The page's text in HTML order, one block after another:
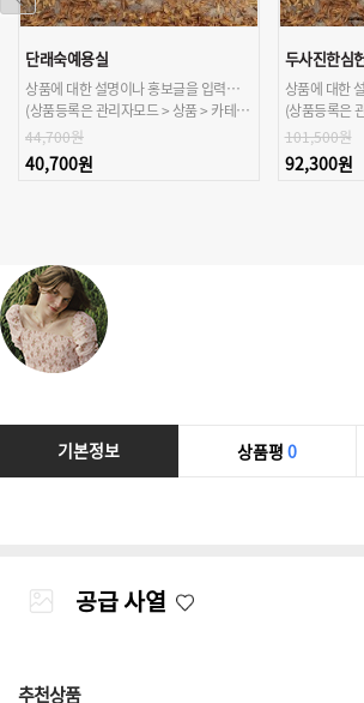
단래숙예용실
상품에 대한 설명이나 홍보글을 입력해주세요.
(상품등록은 관리자모드 > 상품 > 카테고리/상품관리 > 상품등록 가능)
44,700원
40,700원
두사진한심
(상품등록은 관리자모드
101,500원
92,300원
기본정보 상품평 0
공급 사열
추천상품